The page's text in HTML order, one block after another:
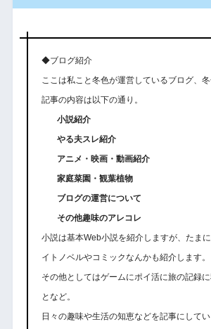
◆ブログ紹介
ここは私こと冬色が運営しているブログ、冬
記事の内容は以下の通り。
小説紹介
やる夫スレ紹介
アニメ・映画・動画紹介
家庭菜園・観葉植物
ブログの運営について
その他趣味のアレコレ
小説は基本Web小説を紹介しますが、たま
イトノベルやコミックなんかも紹介します。
その他としてはゲームにポイ活に旅の記録
となど。
日々の趣味や生活の知恵などを記事にしてい